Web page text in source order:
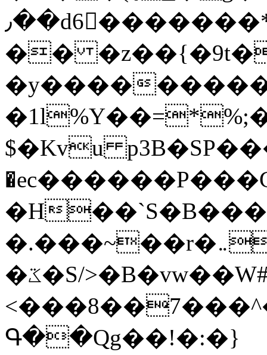
٫��d6򆧇�������*��[|^]oo���NW~zz>�X&�u�=K?
��
�y����
$�Kvu
�H
�.���~��r�޼�}�܅�mؕWu���K}
�ػ�S/>�B�vw��W#�I��*]\W��)Ħ�1��fC}
Գ��Qg��!�:�}